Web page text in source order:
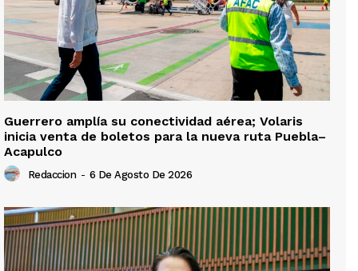
Guerrero amplía su conectividad aérea; Volaris
inicia venta de boletos para la nueva ruta Puebla–
Acapulco
Redaccion - 6 De Agosto De 2026